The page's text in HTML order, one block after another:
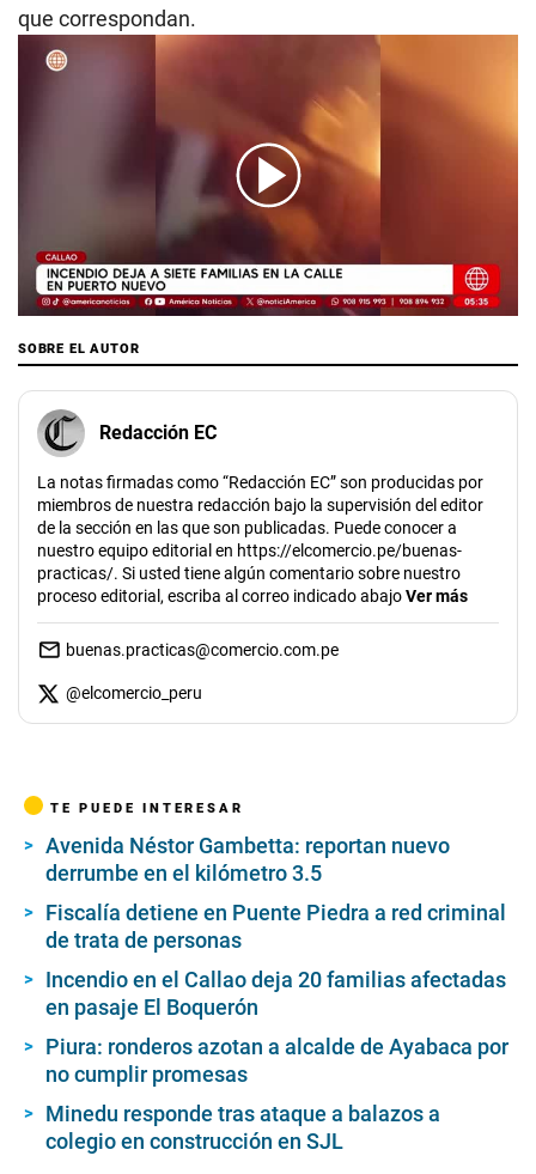
que correspondan.
00:00/02:16
SOBRE EL AUTOR
Redacción EC
La notas firmadas como “Redacción EC” son producidas por
miembros de nuestra redacción bajo la supervisión del editor
de la sección en las que son publicadas. Puede conocer a
nuestro equipo editorial en https://elcomercio.pe/buenas-
practicas/. Si usted tiene algún comentario sobre nuestro
proceso editorial, escriba al correo indicado abajoVer más
buenas.practicas@comercio.com.pe
@elcomercio_peru
TE PUEDE INTERESAR
Avenida Néstor Gambetta: reportan nuevo
derrumbe en el kilómetro 3.5
Fiscalía detiene en Puente Piedra a red criminal
de trata de personas
Incendio en el Callao deja 20 familias afectadas
en pasaje El Boquerón
Piura: ronderos azotan a alcalde de Ayabaca por
no cumplir promesas
Minedu responde tras ataque a balazos a
colegio en construcción en SJL